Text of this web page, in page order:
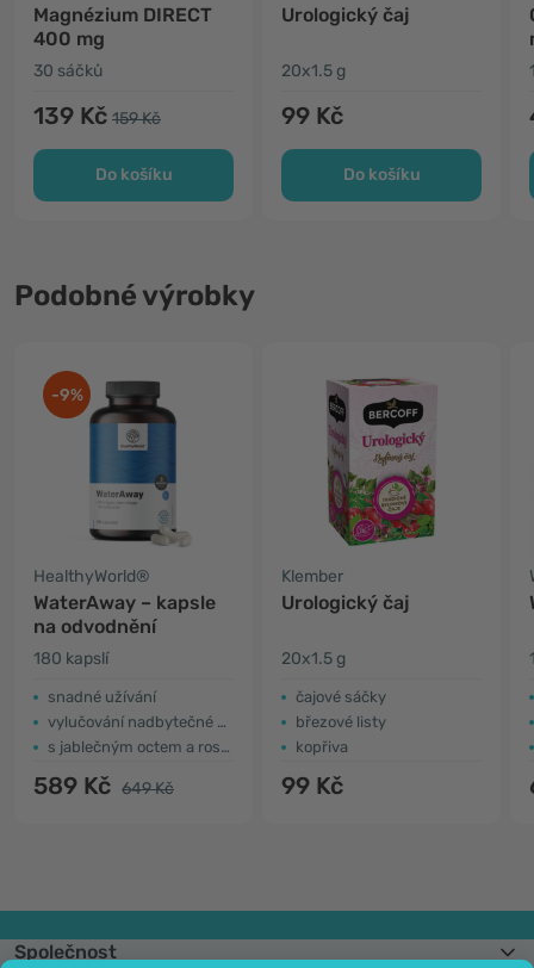
Magnézium DIRECT
400 mg
30 sáčků
139 Kč 159 Kč
Do košíku
Urologický čaj
20x1.5 g
99 Kč
Do košíku
Podobné výrobky
-9%
HealthyWorld®
WaterAway – kapsle
na odvodnění
180 kapslí
snadné užívání
vylučování nadbytečné vody z těla
s jablečným octem a rostlinnými výtažky
589 Kč 649 Kč
Klember
Urologický čaj
20x1.5 g
čajové sáčky
březové listy
kopřiva
99 Kč
Společnost